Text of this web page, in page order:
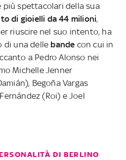
più spettacolari della sua
di gioielli da 44 milioni,
riuscire nel suo intento, ha
di una delle bande con cui in
a Pedro Alonso nei
Michelle Jenner
Begoña Vargas
(Roi) e Joel
DI BERLINO